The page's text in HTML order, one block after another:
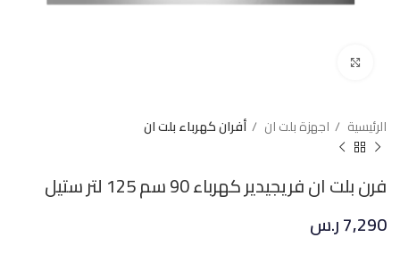
الرئيسية اجهزة بلت ان أفران كهرباء بلت ان
فرن بلت ان فريجيدير كهرباء 90 سم 125 لتر ستيل
7,290ر.س